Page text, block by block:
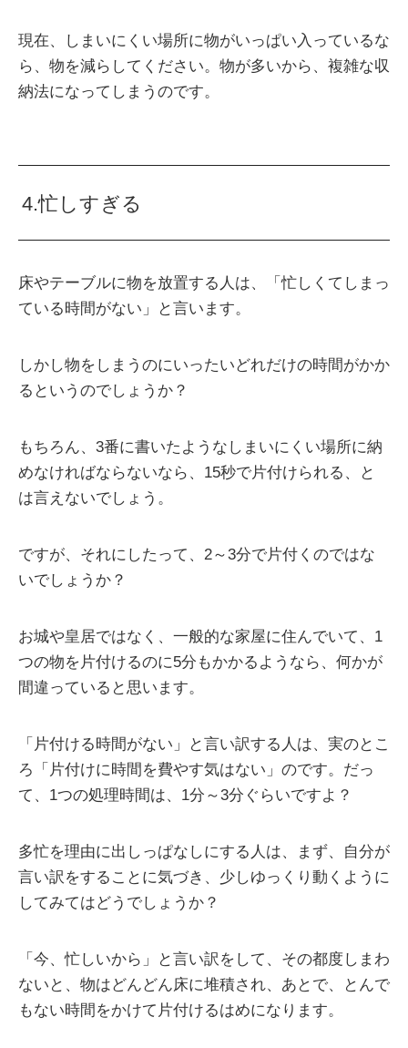
現在、しまいにくい場所に物がいっぱい入っているな
ら、物を減らしてください。物が多いから、複雑な収
納法になってしまうのです。
4.忙しすぎる
床やテーブルに物を放置する人は、「忙しくてしまっ
ている時間がない」と言います。
しかし物をしまうのにいったいどれだけの時間がかか
るというのでしょうか？
もちろん、3番に書いたようなしまいにくい場所に納
めなければならないなら、15秒で片付けられる、と
は言えないでしょう。
ですが、それにしたって、2～3分で片付くのではな
いでしょうか？
お城や皇居ではなく、一般的な家屋に住んでいて、1
つの物を片付けるのに5分もかかるようなら、何かが
間違っていると思います。
「片付ける時間がない」と言い訳する人は、実のとこ
ろ「片付けに時間を費やす気はない」のです。だっ
て、1つの処理時間は、1分～3分ぐらいですよ？
多忙を理由に出しっぱなしにする人は、まず、自分が
言い訳をすることに気づき、少しゆっくり動くように
してみてはどうでしょうか？
「今、忙しいから」と言い訳をして、その都度しまわ
ないと、物はどんどん床に堆積され、あとで、とんで
もない時間をかけて片付けるはめになります。